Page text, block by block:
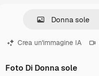
Crea un'immagine IA
Foto Di Donna sole